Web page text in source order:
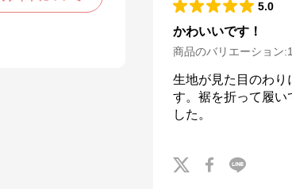
5.0
かわいいです！
商品のバリエーション:
生地が見た目のわり
す。裾を折って履い
した。